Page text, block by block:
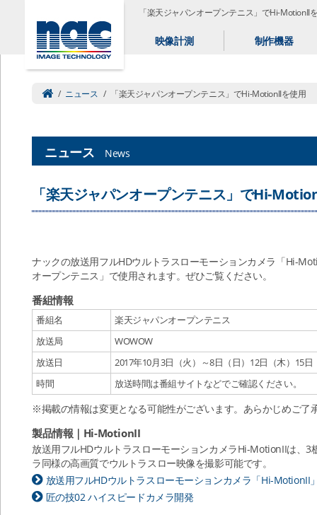
「楽天ジャパンオープンテニス」でHi-MotionII
映像計測 制作機器
/ ニュース / 「楽天ジャパンオープンテニス」でHi-MotionIIを使用
ニュース News
「楽天ジャパンオープンテニス」でHi-
ナックの放送用フルHDウルトラスローモーションカメラ「Hi-
オープンテニス」で使用されます。ぜひご覧ください。
番組情報
番組名
楽天ジャパンオープンテニス
放送局
WOWOW
放送日
2017年10月3日（火）～8日（日）12日（木）15日
時間
放送時間は番組サイトなどでご確認ください。
※掲載の情報は変更となる可能性がございます。あらかじめご了
製品情報｜Hi-MotionII
放送用フルHDウルトラスローモーションカメラHi-MotionIIは、
ラ同様の高画質でウルトラスロー映像を撮影可能です。
放送用フルHDウルトラスローモーションカメラ「Hi-MotionII
匠の技02 ハイスピードカメラ開発